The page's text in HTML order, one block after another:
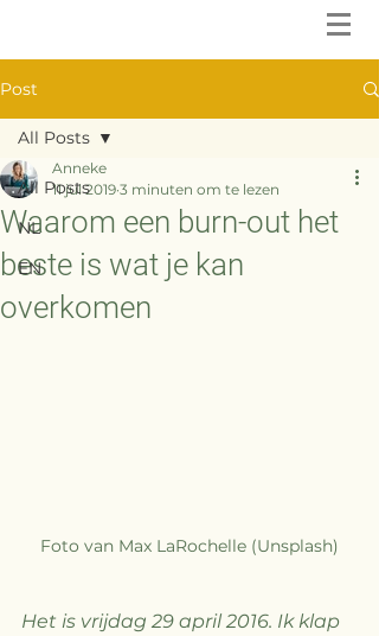
Post
All Posts
NL
EN
All Posts
Waarom een burn-out het
beste is wat je kan
overkomen
Anneke
11 jul 2019 3 minuten om te lezen
Foto van Max LaRochelle (Unsplash)
Het is vrijdag 29 april 2016. Ik klap